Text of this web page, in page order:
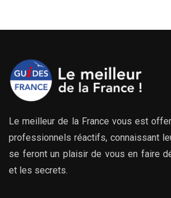
Le meilleur de la France vous est
professionnels réactifs, connaissant
se feront un plaisir de vous en faire
et les secrets.